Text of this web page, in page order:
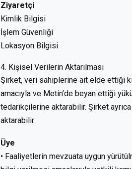
Ziyaretçi
Kimlik Bilgisi
İşlem Güvenliği
Lokasyon Bilgisi
4. Kişisel Verilerin Aktarılması
Şirket, veri sahiplerine ait elde ettiği
amacıyla ve Metin’de beyan ettiği
tedarikçilerine aktarabilir. Şirket
aktarabilir:
Üye
• Faaliyetlerin mevzuata uygun